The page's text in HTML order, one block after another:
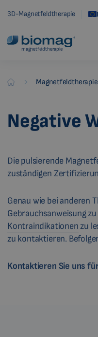
3D-Magnetfeldtherapie
magnetfeldtherapie
Biomag Magnetfeldtherapie
Negative
Die pulsierende
zuständigen
Genau wie bei anderen
Gebrauchsanweisung
Kontraindikationenzu
zu kontaktieren.
Kontaktieren Sie uns